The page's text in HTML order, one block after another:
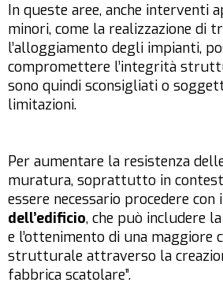
In queste aree, anche interventi
minori, come la realizzazione di
l’alloggiamento degli impianti,
compromettere l’integrità
sono quindi sconsigliati o
limitazioni.
Per aumentare la resistenza
muratura, soprattutto in
essere necessario procedere con
dell’edificio, che può includere
e l’ottenimento di una maggiore
strutturale attraverso la
fabbrica scatolare”.